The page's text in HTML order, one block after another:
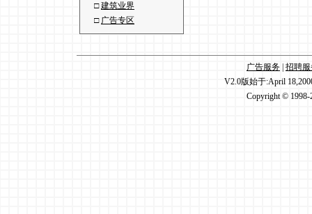
□建筑业界
□ 广告专区
广告服务 招聘
V2.0版始于:April
Copyright © 1998-